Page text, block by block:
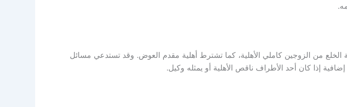
67 على صحة الخلع من الزوجين كاملي الأهلية، كما تشترط أهلية مقدم العوض. وقد تستدعي مسائل
إضافية إذا كان أحد الأطراف ناقص الأهلية أو يمثله وكيل.